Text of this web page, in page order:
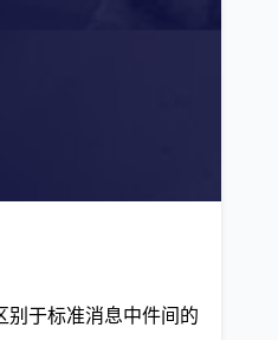
于标准消息中件间的